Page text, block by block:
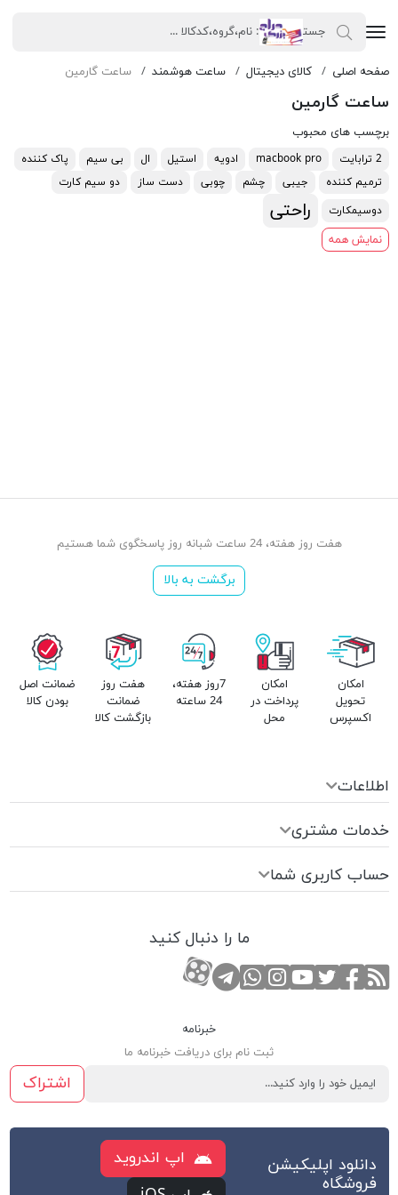
صفحه اصلی کالای دیجیتال ساعت هوشمند ساعت گارمین
ساعت گارمین
برچسب های محبوب
2 ترابایت macbook pro ادویه استیل ال بی سیم
پاک کننده
ترمیم کننده
جیبی چشم چوبی دست ساز
دو سیم کارت
دوسیمکارت
راحتی
نمایش همه
هفت روز هفته، 24 ساعت شبانه روز پاسخگوی شما هستیم
برگشت به بالا
امکان
تحویل
اکسپرس
امکان
پرداخت در
محل
7روز هفته،
24 ساعته
هفت روز
ضمانت
بازگشت کالا
ضمانت اصل
بودن کالا
اطلاعات
خدمات مشتری
حساب کاربری شما
ما را دنبال کنید
RSSصفحه فیسبوک
صفحه تویتر
کانال یوتوب
صفحه اینستاگرام
تماس با واتس اپ
کانال تلگرام
کانال آپارات
خبرنامه
ثبت نام برای دریافت خبرنامه ما
اشتراک
دانلود اپلیکیشن
فروشگاه
اپ اندروید